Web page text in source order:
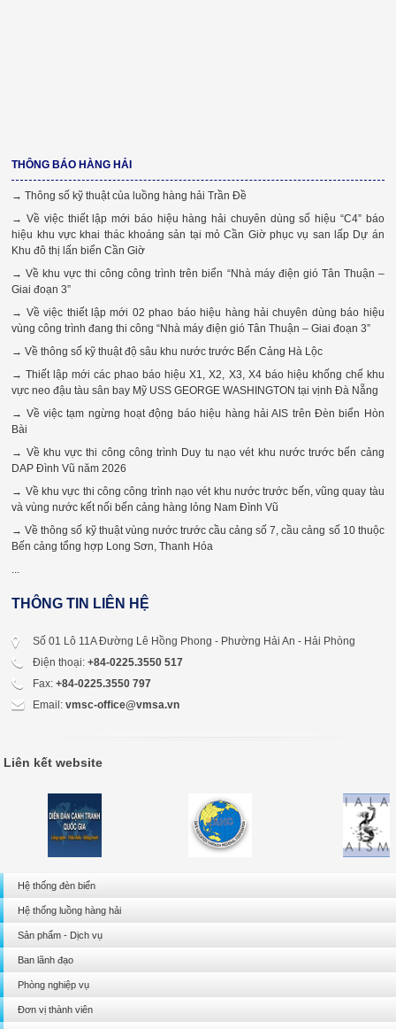
THÔNG BÁO HÀNG HẢI
→ Thông số kỹ thuật của luồng hàng hải Trần Đề
→ Về việc thiết lập mới báo hiệu hàng hải chuyên dùng số hiệu “C4” báo
hiệu khu vực khai thác khoáng sản tại mỏ Cần Giờ phục vụ san lấp Dự án
Khu đô thị lấn biển Cần Giờ
→ Về khu vực thi công công trình trên biển “Nhà máy điện gió Tân Thuận –
Giai đoạn 3”
→ Về việc thiết lập mới 02 phao báo hiệu hàng hải chuyên dùng báo hiệu
vùng công trình đang thi công “Nhà máy điện gió Tân Thuận – Giai đoạn 3”
→ Về thông số kỹ thuật độ sâu khu nước trước Bến Cảng Hà Lộc
→ Thiết lập mới các phao báo hiệu X1, X2, X3, X4 báo hiệu khống chế khu
vực neo đậu tàu sân bay Mỹ USS GEORGE WASHINGTON tại vịnh Đà Nẵng
→ Về việc tạm ngừng hoạt động báo hiệu hàng hải AIS trên Đèn biển Hòn
Bài
→ Về khu vực thi công công trình Duy tu nạo vét khu nước trước bến cảng
DAP Đình Vũ năm 2026
→ Về khu vực thi công công trình nạo vét khu nước trước bến, vũng quay tàu
và vùng nước kết nối bến cảng hàng lỏng Nam Đình Vũ
→ Về thông số kỹ thuật vùng nước trước cầu cảng số 7, cầu cảng số 10 thuộc
Bến cảng tổng hợp Long Sơn, Thanh Hóa
...
THÔNG TIN LIÊN HỆ
Số 01 Lô 11A Đường Lê Hồng Phong - Phường Hải An - Hải Phòng
Điện thoại:+84-0225.3550 517
Fax:+84-0225.3550 797
Email:vmsc-office@vmsa.vn
Liên kết website
Hệ thống đèn biển
Hệ thống luồng hàng hải
Sản phẩm - Dịch vụ
Ban lãnh đạo
Phòng nghiệp vụ
Đơn vị thành viên